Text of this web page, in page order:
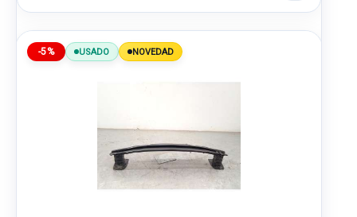
-5% USADO NOVEDAD